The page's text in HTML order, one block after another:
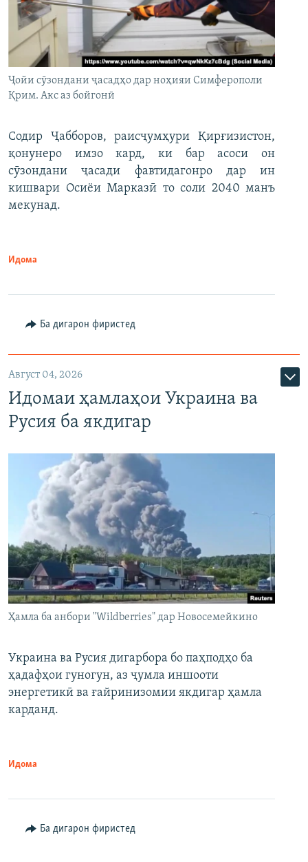
Ҷойи сӯзондани ҷасадҳо дар ноҳияи Симферополи
Қрим. Акс аз бойгонӣ
Содир Ҷабборов, раисҷумҳури Қирғизистон,
қонунеро имзо кард, ки бар асоси он
сӯзондани ҷасади фавтидагонро дар ин
кишвари Осиёи Марказӣ то соли 2040 манъ
мекунад.
Идома
Ба дигарон фиристед
Август 04, 2026
Идомаи ҳамлаҳои Украина ва
Русия ба якдигар
Ҳамла ба анбори "Wildberries" дар Новосемейкино
Украина ва Русия дигарбора бо паҳподҳо ба
ҳадафҳои гуногун, аз ҷумла иншооти
энергетикӣ ва ғайринизомии якдигар ҳамла
карданд.
Идома
Ба дигарон фиристед